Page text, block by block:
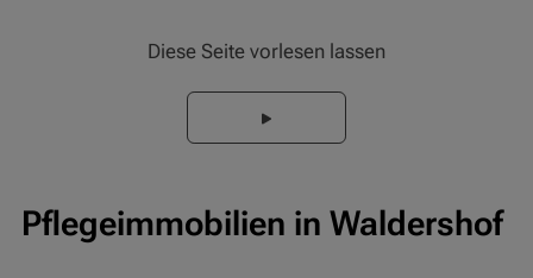
Diese Seite vorlesen lassen
Pflegeimmobilien in Waldershof